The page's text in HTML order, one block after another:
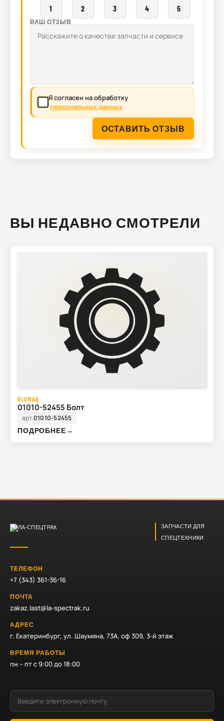
1 2 3 4 5
ВАШ ОТЗЫВ
Я согласен на обработку
персональных данных
ОСТАВИТЬ ОТЗЫВ
ВЫ НЕДАВНО СМОТРЕЛИ
BLUMAQ
01010-52455 Болт
арт.01010-52455
ПОДРОБНЕЕ→
ЗАПЧАСТИ ДЛЯ
СПЕЦТЕХНИКИ
ТЕЛЕФОН
+7 (343) 361-36-16
ПОЧТА
zakaz.last@la-spectrak.ru
АДРЕС
г. Екатеринбург, ул. Шаумяна, 73А, оф 309, 3-й этаж
ВРЕМЯ РАБОТЫ
пн – пт с 9:00 до 18:00